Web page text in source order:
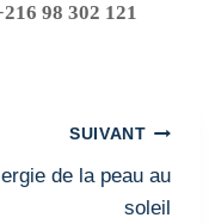
98 302 121
SUIVANT
de la peau au
soleil